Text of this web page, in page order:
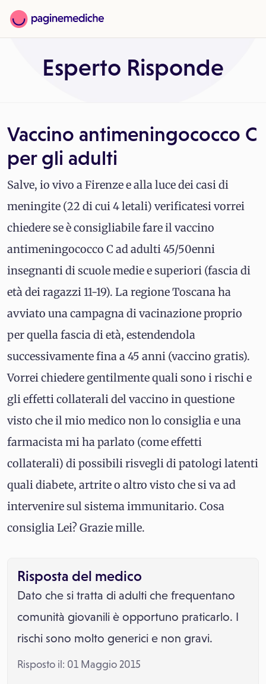
Esperto Risponde
Vaccino antimeningococco C
per gli adulti
Salve, io vivo a Firenze e alla luce dei casi di
meningite (22 di cui 4 letali) verificatesi vorrei
chiedere se è consigliabile fare il vaccino
antimeningococco C ad adulti 45/50enni
insegnanti di scuole medie e superiori (fascia di
età dei ragazzi 11-19). La regione Toscana ha
avviato una campagna di vacinazione proprio
per quella fascia di età, estendendola
successivamente fina a 45 anni (vaccino gratis).
Vorrei chiedere gentilmente quali sono i rischi e
gli effetti collaterali del vaccino in questione
visto che il mio medico non lo consiglia e una
farmacista mi ha parlato (come effetti
collaterali) di possibili risvegli di patologi latenti
quali diabete, artrite o altro visto che si va ad
intervenire sul sistema immunitario. Cosa
consiglia Lei? Grazie mille.
Risposta del medico
Dato che si tratta di adulti che frequentano
comunità giovanili è opportuno praticarlo. I
rischi sono molto generici e non gravi.
Risposto il: 01 Maggio 2015